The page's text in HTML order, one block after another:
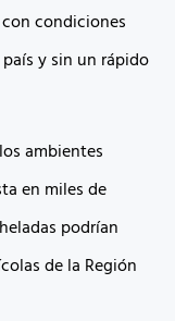
condiciones
y sin un rápido
ambientes
en miles de
podrían
de la Región